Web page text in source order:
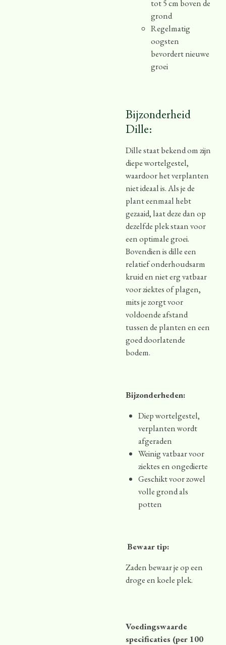
tot 5 cm boven de
grond
Regelmatig
oogsten
bevordert nieuwe
groei
Bijzonderheid
Dille:
Dille staat bekend om zijn
diepe wortelgestel,
waardoor het verplanten
niet ideaal is. Als je de
plant eenmaal hebt
gezaaid, laat deze dan op
dezelfde plek staan voor
een optimale groei.
Bovendien is dille een
relatief onderhoudsarm
kruid en niet erg vatbaar
voor ziektes of plagen,
mits je zorgt voor
voldoende afstand
tussen de planten en een
goed doorlatende
bodem.
Bijzonderheden:
Diep wortelgestel,
verplanten wordt
afgeraden
Weinig vatbaar voor
ziektes en ongedierte
Geschikt voor zowel
volle grond als
potten
Bewaar tip:
Zaden bewaar je op een
droge en koele plek.
Voedingswaarde
specificaties (per 100